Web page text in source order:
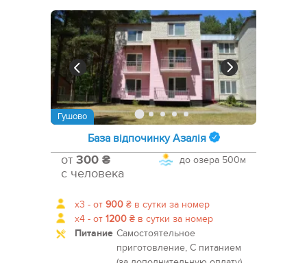
Гушово
База відпочинку Азалія
до озера 500м
от 300 ₴
с человека
x3 - от 900 ₴ в сутки за номер
x4 - от 1200 ₴ в сутки за номер
Питание Самостоятельное
приготовление, С питанием